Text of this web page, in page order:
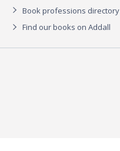
Book professions directory
Find our books on Addall